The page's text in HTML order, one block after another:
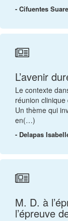
- Cifuentes
L’avenir
Le contexte
réunion clinique
Un thème qui
en(…)
- Delapas
M. D. à
l’épreuve